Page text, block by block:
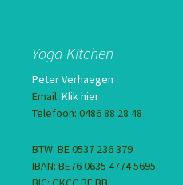
Yoga Kitchen
Peter Verhaegen
Email: Klik hier
Telefoon: 0486 88 28 48
BTW: BE 0537 236 379
IBAN: BE76 0635 4774 5695